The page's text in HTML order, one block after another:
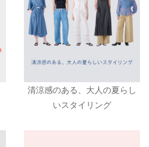
清涼感のある、大人の夏らし
いスタイリング